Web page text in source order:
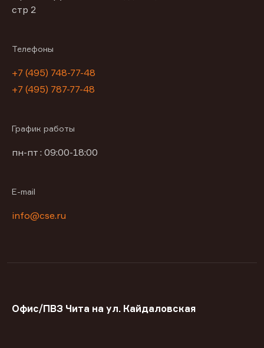
стр 2
Телефоны
+7 (495) 748-77-48
+7 (495) 787-77-48
График работы
пн-пт : 09:00-18:00
E-mail
info@cse.ru
Офис/ПВЗ Чита на ул. Кайдаловская